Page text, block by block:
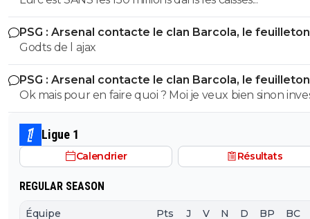
PSG : Arsenal contacte le clan Barcola, le feuilleton
relancé
Godts de l ajax
PSG : Arsenal contacte le clan Barcola, le feuilleton
relancé
Ok mais pour en faire quoi ? Moi je veux bien sinon
l'autre côté...et autre chose que Digne !
Ligue 1
Calendrier Résultats
REGULAR SEASON
Équipe Pts J V N D BP BC